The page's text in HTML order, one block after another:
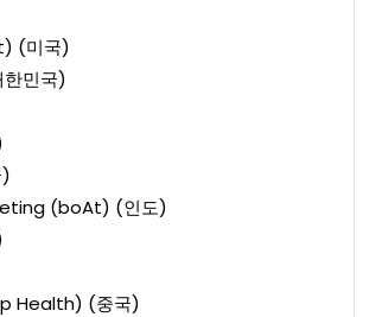
(미국)
민국)
(boAt) (인도)
Health) (중국)